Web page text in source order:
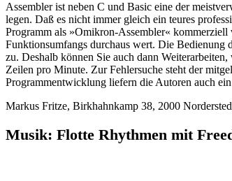
Assembler ist neben C und Basic eine der
legen. Daß es nicht immer gleich ein teures
Programm als »Omikron-Assembler« kommerziell
Funktionsumfangs durchaus wert. Die Bedienung
zu. Deshalb können Sie auch dann
Zeilen pro Minute. Zur Fehlersuche steht der
Programmentwicklung liefern die Autoren auch
Markus Fritze, Birkhahnkamp 38, 2000
Musik: Flotte Rhythmen mit